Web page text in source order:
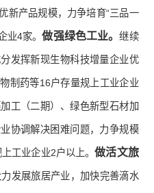
新产品规模，力争培育“三品一
业4家。做强绿色工业。继续
发挥新现生物科技增量企业优
制药等16户存量规上工业企业
工（二期）、绿色新型石材加
协调解决困难问题，力争规模
工业企业2户以上。做活文旅
发展旅居产业，加快完善滴水